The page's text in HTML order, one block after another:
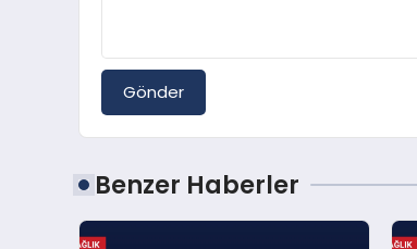
Gönder
Benzer Haberler